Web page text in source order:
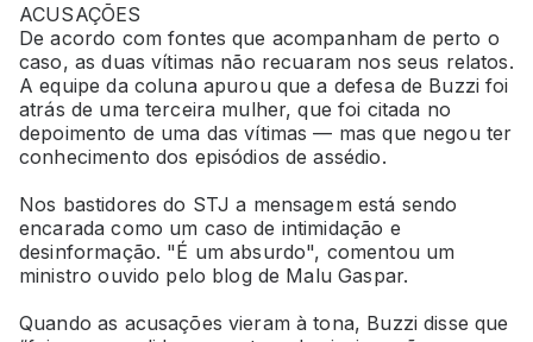
ACUSAÇÕES
De acordo com fontes que acompanham de perto o
caso, as duas vítimas não recuaram nos seus relatos.
A equipe da coluna apurou que a defesa de Buzzi foi
atrás de uma terceira mulher, que foi citada no
depoimento de uma das vítimas — mas que negou ter
conhecimento dos episódios de assédio.
Nos bastidores do STJ a mensagem está sendo
encarada como um caso de intimidação e
desinformação. "É um absurdo", comentou um
ministro ouvido pelo blog de Malu Gaspar.
Quando as acusações vieram à tona, Buzzi disse que